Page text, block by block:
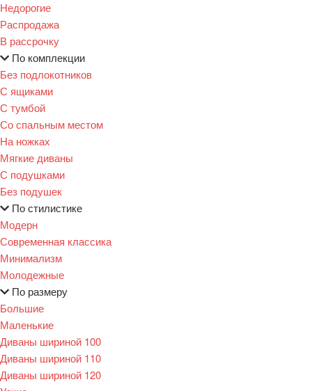
Недорогие
Распродажа
В рассрочку
По комплекции
Без подлокотников
С ящиками
С тумбой
Со спальным местом
На ножках
Мягкие диваны
С подушками
Без подушек
По стилистике
Модерн
Современная классика
Минимализм
Молодежные
По размеру
Большие
Маленькие
Диваны шириной 100
Диваны шириной 110
Диваны шириной 120